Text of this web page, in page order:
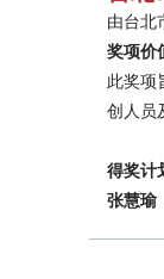
由台北
奖项价
此奖项
创人员
得奖计
张慧瑜